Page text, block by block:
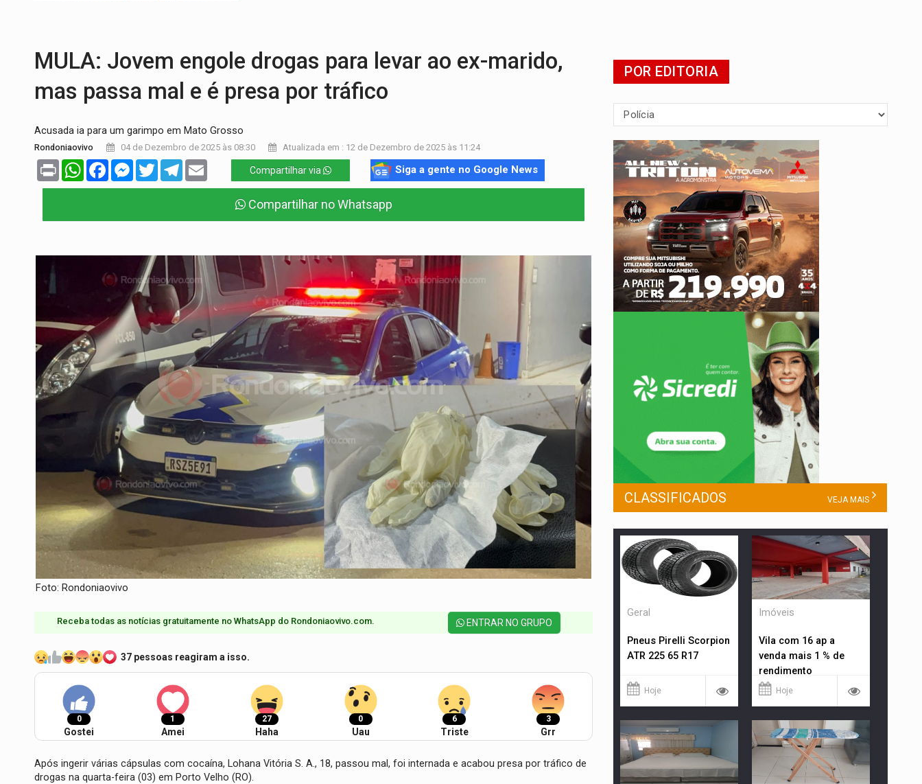
MULA: Jovem engole drogas para levar ao ex-marido,
mas passa mal e é presa por tráfico
Acusada ia para um garimpo em Mato Grosso
Rondoniaovivo 04 de Dezembro de 2025 às 08:30 Atualizada em : 12 de Dezembro de 2025 às 11:24
Print WhatsAppFacebookMessenger
TwitterTelegram Compartilhar via Siga a gente no Google News
Compartilhar no Whatsapp
Foto: Rondoniaovivo
Receba todas as notícias gratuitamente no WhatsApp do Rondoniaovivo.com.​ ENTRAR NO GRUPO
37 pessoas reagiram a isso.
0
Gostei
1
Amei
27
Haha
0
Uau
6
Triste
3
Grr
Após ingerir várias cápsulas com cocaína, Lohana Vitória S. A., 18, passou mal, foi internada e acabou presa por tráfico de
drogas na quarta-feira (03) em Porto Velho (RO).
POR EDITORIA
CLASSIFICADOS VEJA MAIS
Geral
Pneus Pirelli Scorpion
ATR 225 65 R17
Hoje
Imóveis
Vila com 16 ap a
venda mais 1 % de
rendimento
Hoje